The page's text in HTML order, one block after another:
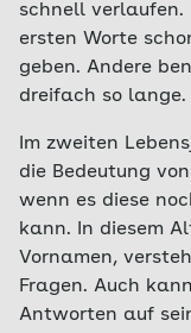
schnell verlaufen.
ersten Worte
geben. Andere
dreifach so lange.
Im zweiten
die Bedeutung
wenn es diese
kann. In diesem
Vornamen,
Fragen. Auch
Antworten auf